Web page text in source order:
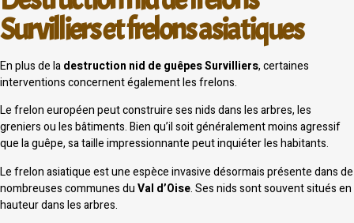
Survilliers et frelons asiatiques
En plus de ladestruction nid de guêpes Survilliers, certaines
interventions concernent également les frelons.
Le frelon européen peut construire ses nids dans les arbres, les
greniers ou les bâtiments. Bien qu’il soit généralement moins agressif
que la guêpe, sa taille impressionnante peut inquiéter les habitants.
Le frelon asiatique est une espèce invasive désormais présente dans de
nombreuses communes duVal d’Oise. Ses nids sont souvent situés en
hauteur dans les arbres.